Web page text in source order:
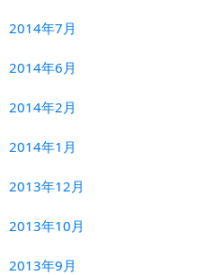
2014年7月
2014年6月
2014年2月
2014年1月
2013年12月
2013年10月
2013年9月